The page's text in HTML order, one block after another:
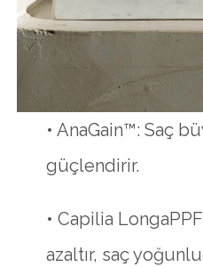
• AnaGain™: Saç
güçlendirir.
• Capilia
azaltır, saç